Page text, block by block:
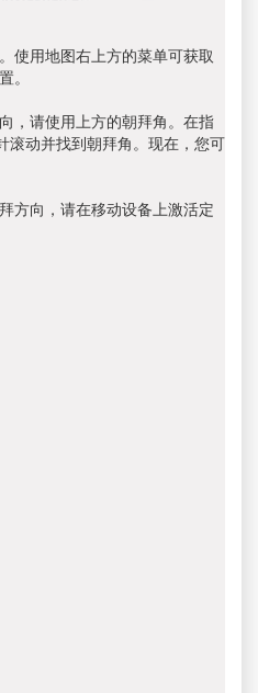
使用地图右上方的菜单可获取
。
，请使用上方的朝拜角。在指
滚动并找到朝拜角。现在，您可
方向，请在移动设备上激活定